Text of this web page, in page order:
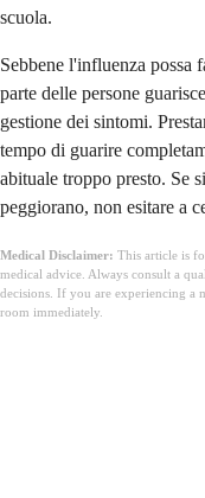
scuola.
Sebbene l'influenza possa
parte delle persone
gestione dei sintomi.
tempo di guarire
abituale troppo presto. Se
peggiorano, non esitare a
Medical Disclaimer: This article is
medical advice. Always consult a
decisions. If you are experiencing a
room immediately.